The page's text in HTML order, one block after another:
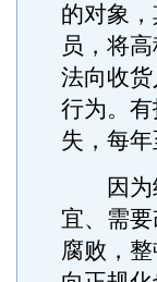
的对象
员，将
法向收
行为。
失，每年
因为经
宜、需
腐败，